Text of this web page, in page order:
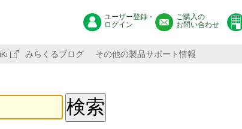
ユーザー登録・
ログイン
ご購入の
お問い合わせ
みらくるブログ その他の製品サポート情報